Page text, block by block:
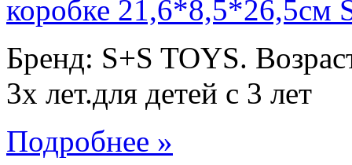
Бренд: S+S TOYS.
3х лет.для детей с 3 лет
Подробнее »